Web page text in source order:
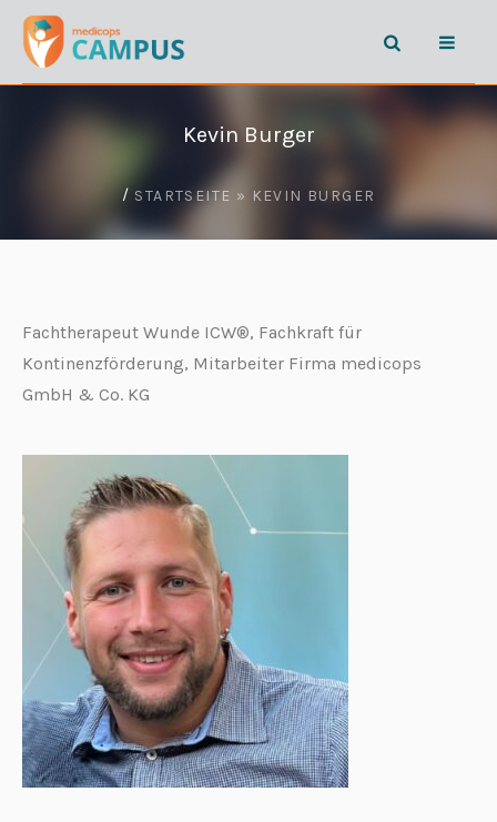
Kevin Burger
/ STARTSEITE » KEVIN BURGER
Fachtherapeut Wunde ICW®, Fachkraft für
Kontinenzförderung, Mitarbeiter Firma medicops
GmbH & Co. KG